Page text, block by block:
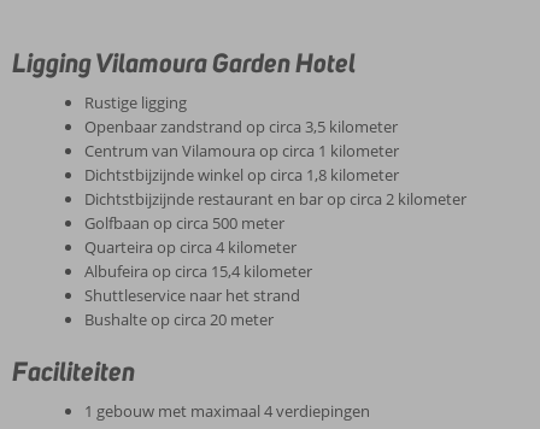
Ligging Vilamoura Garden Hotel
Rustige ligging
Openbaar zandstrand op circa 3,5 kilometer
Centrum van Vilamoura op circa 1 kilometer
Dichtstbijzijnde winkel op circa 1,8 kilometer
Dichtstbijzijnde restaurant en bar op circa 2 kilometer
Golfbaan op circa 500 meter
Quarteira op circa 4 kilometer
Albufeira op circa 15,4 kilometer
Shuttleservice naar het strand
Bushalte op circa 20 meter
Faciliteiten
1 gebouw met maximaal 4 verdiepingen